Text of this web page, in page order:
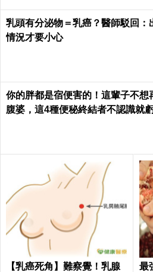
乳頭有分泌物＝乳癌？醫師駁回：
情況才要小心
你的胖都是宿便害的！這輩子不想
腹婆，這4種便秘終結者不認識就
【乳癌死角】難察覺！乳腺
最